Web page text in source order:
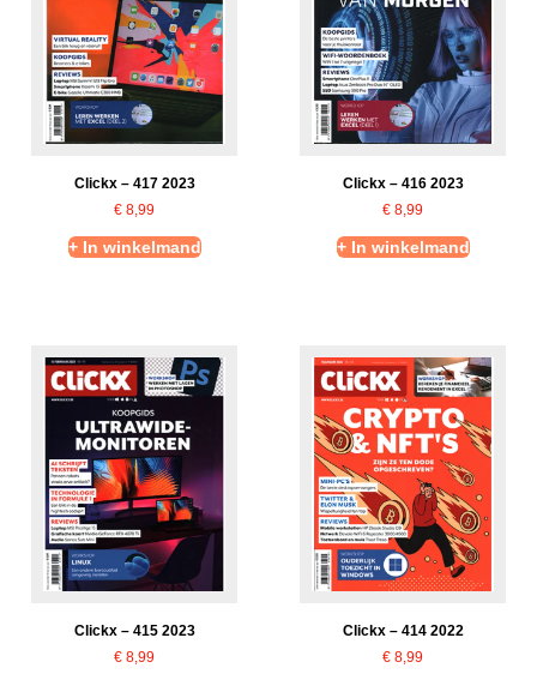
Clickx – 417 2023
€ 8,99
+ In winkelmand
Clickx – 416 2023
€ 8,99
+ In winkelmand
Clickx – 415 2023
€ 8,99
Clickx – 414 2022
€ 8,99